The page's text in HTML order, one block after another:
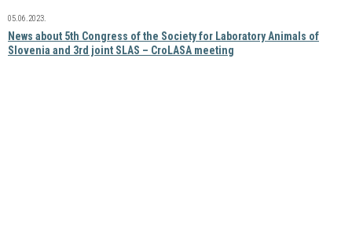
News about 5th Congress of the Society for Laboratory Animals of
Slovenia and 3rd joint SLAS – CroLASA meeting
05.06.2023.